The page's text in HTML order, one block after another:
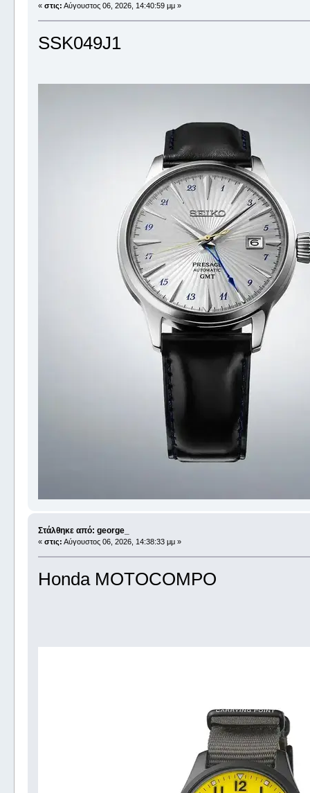
« στις: Αύγουστος 06, 2026, 14:40:59 μμ »
SSK049J1
Στάλθηκε από: george_
« στις: Αύγουστος 06, 2026, 14:38:33 μμ »
Honda MOTOCOMPO